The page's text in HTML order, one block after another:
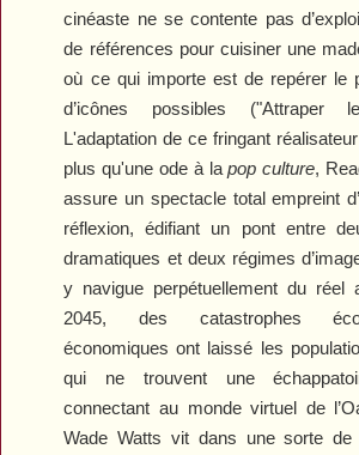
cinéaste ne se contente pas
de références pour cuisiner une
où ce qui importe est de repérer le
d’icônes possibles
L'adaptation de ce fringant
plus qu'une ode à lapop culture,
assure un spectacle total empreint
réflexion, édifiant un pont entre
dramatiques et deux régimes
y navigue perpétuellement du réel
2045, des catastrophes
économiques ont laissé les
qui ne trouvent une
connectant au monde virtuel de
Wade Watts vit dans une sorte de